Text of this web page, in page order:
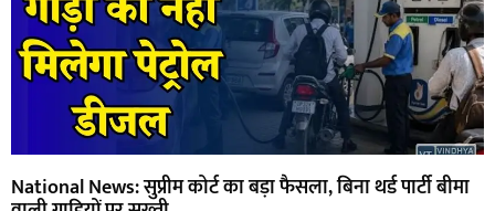
National News: सुप्रीम कोर्ट का बड़ा फैसला, बिना थर्ड पार्टी बीमा